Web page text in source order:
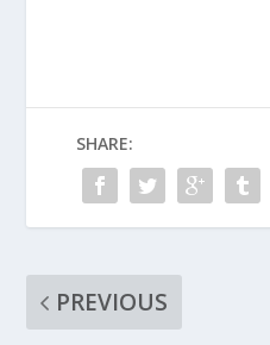
SHARE:
PREVIOUS